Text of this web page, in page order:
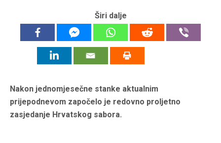
Širi dalje
Nakon jednomjesečne stanke aktualnim
prijepodnevom započelo je redovno proljetno
zasjedanje Hrvatskog sabora.